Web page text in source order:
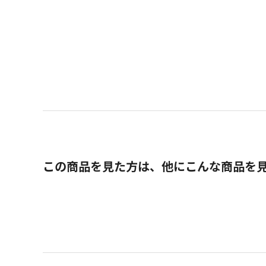
この商品を見た方は、他にこんな商品を